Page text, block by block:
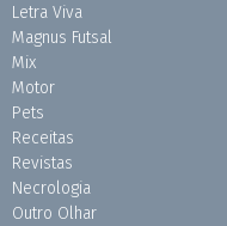
Letra Viva
Magnus Futsal
Mix
Motor
Pets
Receitas
Revistas
Necrologia
Outro Olhar